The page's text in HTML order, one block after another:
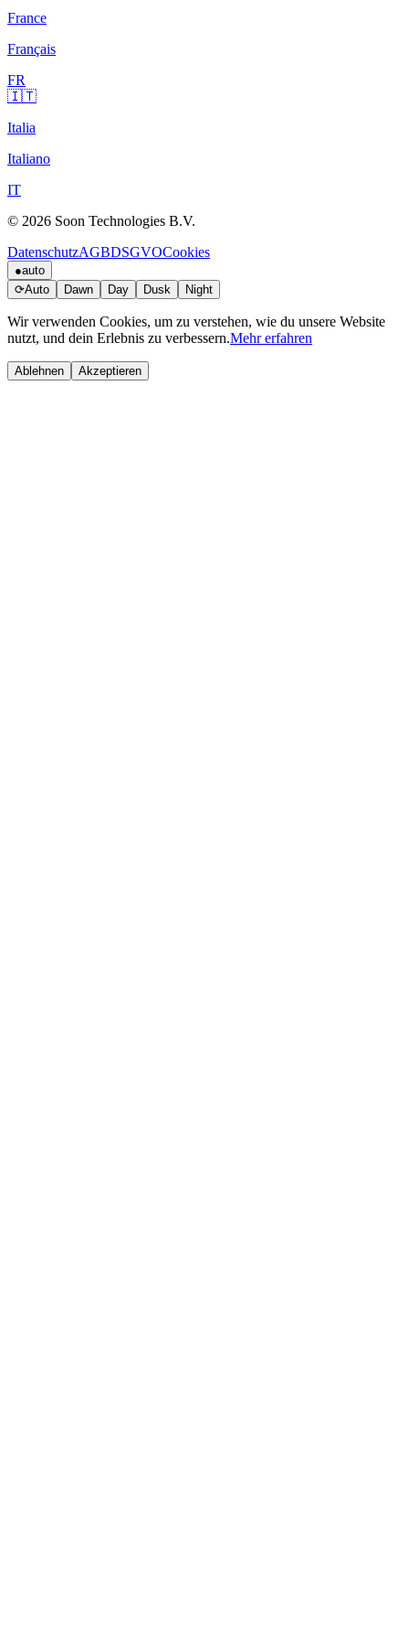
France
Français
FR
🇮🇹
Italia
Italiano
IT
© 2026 Soon Technologies B.V.
DatenschutzAGBDSGVOCookies
●auto
⟳Auto Dawn Day Dusk Night
Wir verwenden Cookies, um zu verstehen, wie du unsere Website
nutzt, und dein Erlebnis zu verbessern.Mehr erfahren
Ablehnen Akzeptieren